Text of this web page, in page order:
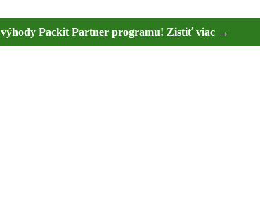
Packit Partner programu! Zistiť viac →